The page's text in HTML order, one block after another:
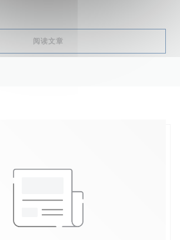
阅读文章((在新窗口中打开))